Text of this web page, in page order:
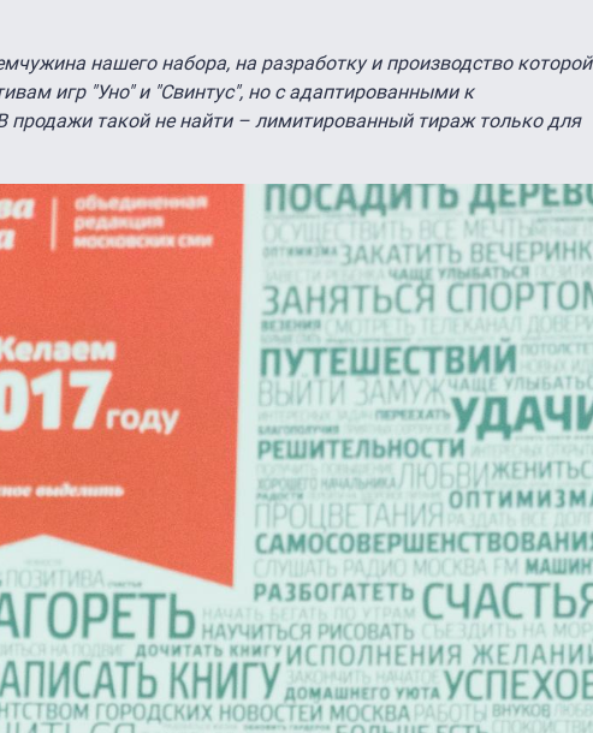
нашего набора, на разработку и производство которой
игр "Уно" и "Свинтус", но с адаптированными к
такой не найти – лимитированный тираж только для